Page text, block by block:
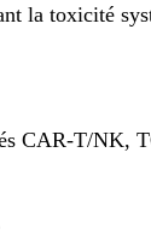
la toxicité
CAR‑T/NK,